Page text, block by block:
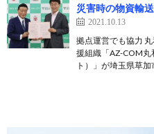
災害時の物資輸
2021.10.13
拠点運営でも協力
援組織「AZ-COM丸
ト）」が埼玉県草